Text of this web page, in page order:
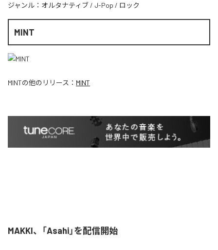
ジャンル： オルタナティブ / J-Pop / ロック
MINT
MINTの他のリリース： MINT
MAKKI、「Asahi」を配信開始